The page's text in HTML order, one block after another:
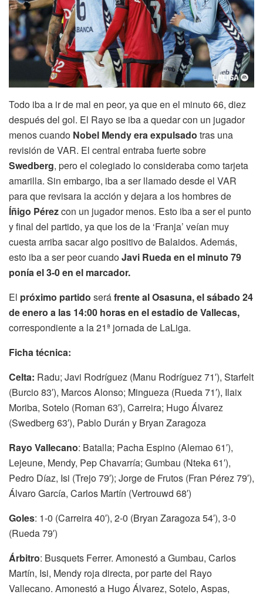
Todo iba a ir de mal en peor, ya que en el minuto 66, diez
después del gol. El Rayo se iba a quedar con un jugador
menos cuando Nobel Mendy era expulsado tras una
revisión de VAR. El central entraba fuerte sobre
Swedberg, pero el colegiado lo consideraba como tarjeta
amarilla. Sin embargo, iba a ser llamado desde el VAR
para que revisara la acción y dejara a los hombres de
Íñigo Pérezcon un jugador menos. Esto iba a ser el punto
y final del partido, ya que los de la ‘Franja’ veían muy
cuesta arriba sacar algo positivo de Balaidos. Además,
esto iba a ser peor cuandoJavi Rueda en el minuto 79
ponía el 3-0 en el marcador.
El próximo partido seráfrente al Osasuna, el sábado 24
de enero a las 14:00 horasen el estadio de Vallecas,
correspondiente a la 21ª jornada de LaLiga.
Ficha técnica:
Celta: Radu; Javi Rodríguez (Manu Rodríguez 71′), Starfelt
(Burcio 83′), Marcos Alonso; Mingueza (Rueda 71′), Ilaix
Moriba, Sotelo (Roman 63′), Carreira; Hugo Álvarez
(Swedberg 63′), Pablo Durán y Bryan Zaragoza
Rayo Vallecano: Batalla; Pacha Espino (Alemao 61′),
Lejeune, Mendy, Pep Chavarría; Gumbau (Nteka 61′),
Pedro Díaz, Isi (Trejo 79′); Jorge de Frutos (Fran Pérez 79′),
Álvaro García, Carlos Martín (Vertrouwd 68′)
Goles: 1-0 (Carreira 40′), 2-0 (Bryan Zaragoza 54′), 3-0
(Rueda 79′)
Árbitro: Busquets Ferrer. Amonestó a Gumbau, Carlos
Martín, Isi, Mendy roja directa, por parte del Rayo
Vallecano. Amonestó a Hugo Álvarez, Sotelo, Aspas,